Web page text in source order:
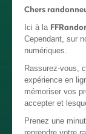
Chers
Ici à la
Cependant, sur
numériques.
Rassurez-vous,
expérience en
mémoriser vos
accepter et
Prenez une